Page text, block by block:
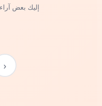
إليك بعض
‹